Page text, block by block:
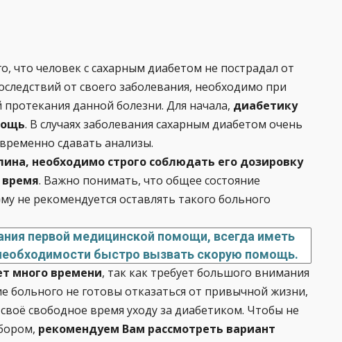
что человек с сахарным диабетом не пострадал от
от своего заболевания, необходимо при
данной болезни. Для начала, диабетику
. В случаях заболевания сахарным диабетом очень
сдавать анализы.
необходимо строго соблюдать его дозировку
. Важно понимать, что общее состояние
не рекомендуется оставлять такого больного
первой медицинской помощи, всегда иметь
быстро вызвать скорую помощь.
много времени, так как требует большого внимания
больного не готовы отказаться от привычной жизни,
свободное время уходу за диабетиком. Чтобы не
рекомендуем Вам рассмотреть вариант